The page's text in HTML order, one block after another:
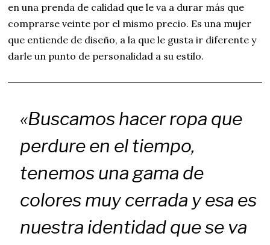
en una prenda de calidad que le va a durar más que
comprarse veinte por el mismo precio. Es una mujer
que entiende de diseño, a la que le gusta ir diferente y
darle un punto de personalidad a su estilo.
«Buscamos hacer ropa que
perdure en el tiempo,
tenemos una gama de
colores muy cerrada y esa es
nuestra identidad que se va